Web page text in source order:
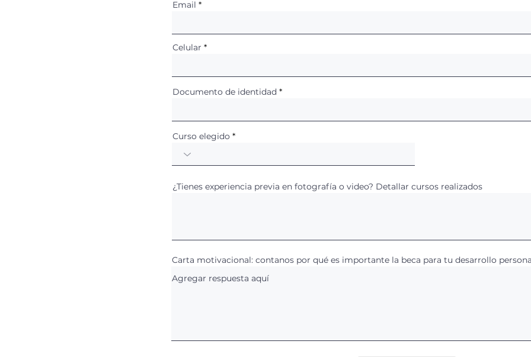
Email
Celular
Documento de identidad
Curso elegido
¿Tienes experiencia previa en fotografía o video? Detallar cursos realizados
Carta motivacional: contanos por qué es importante la beca para tu desarrollo